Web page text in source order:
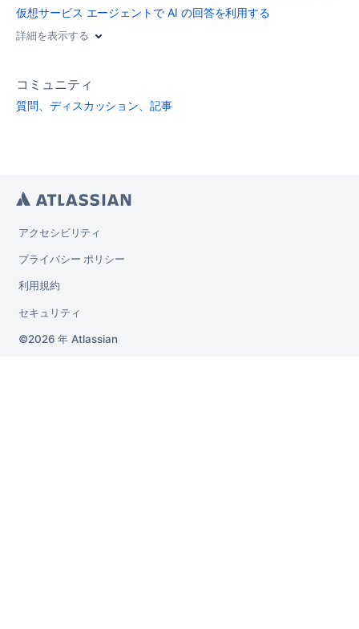
仮想サービス エージェントで AI の回答を利用する
詳細を表示する
コミュニティ
質問、ディスカッション、記事
アクセシビリティ
プライバシー ポリシー
利用規約
セキュリティ
2026 年 Atlassian